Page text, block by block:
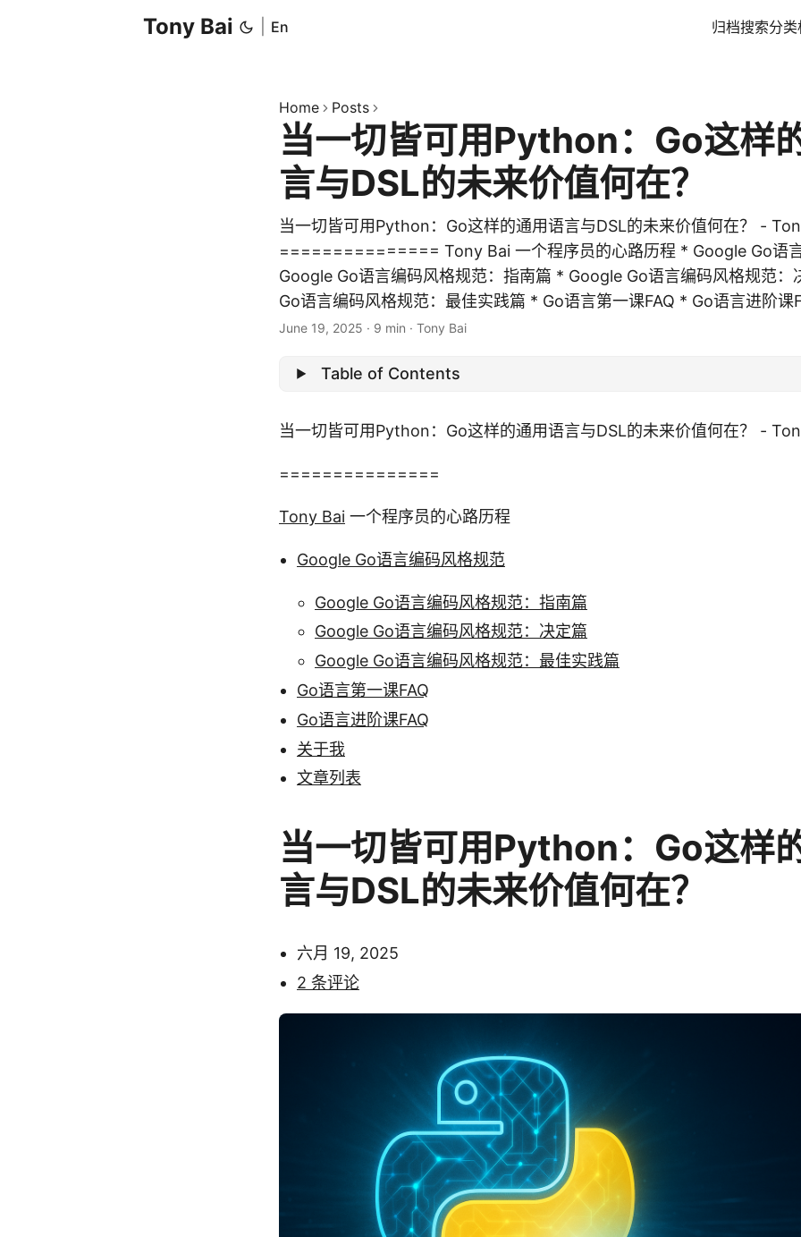
Tony Bai En 归档搜索分类
Home Posts
当一切皆可用Python：Go这样
言与DSL的未来价值何在？
当一切皆可用Python：Go这样的通用语言与DSL的未来价值何在？ -
=============== Tony Bai 一个程序员的心路历程 * Google Go语
Google Go语言编码风格规范：指南篇 * Google Go语言编码风格规范：
Go语言编码风格规范：最佳实践篇 * Go语言第一课FAQ * Go语言进阶课
June 19, 2025 · 9 min · Tony Bai
Table of Contents
当一切皆可用Python：Go这样的通用语言与DSL的未来价值何在？ -
===============
Tony Bai 一个程序员的心路历程
Google Go语言编码风格规范
Google Go语言编码风格规范：指南篇
Google Go语言编码风格规范：决定篇
Google Go语言编码风格规范：最佳实践篇
Go语言第一课FAQ
Go语言进阶课FAQ
关于我
文章列表
当一切皆可用Python：Go这样
言与DSL的未来价值何在？
六月 19, 2025
2 条评论